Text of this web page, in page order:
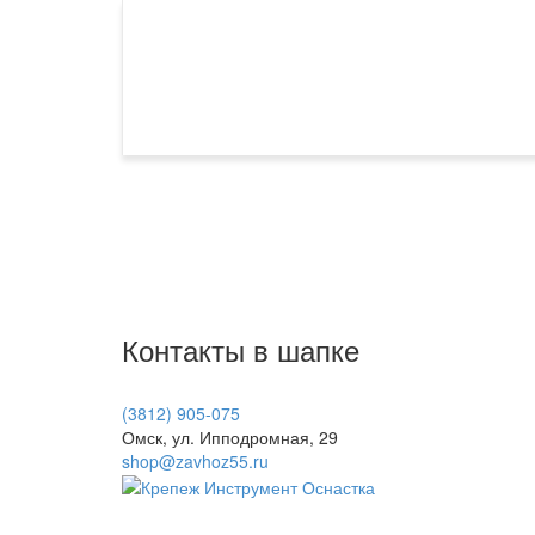
Контакты в шапке
(3812) 905-075
Омск, ул. Ипподромная, 29
shop@zavhoz55.ru